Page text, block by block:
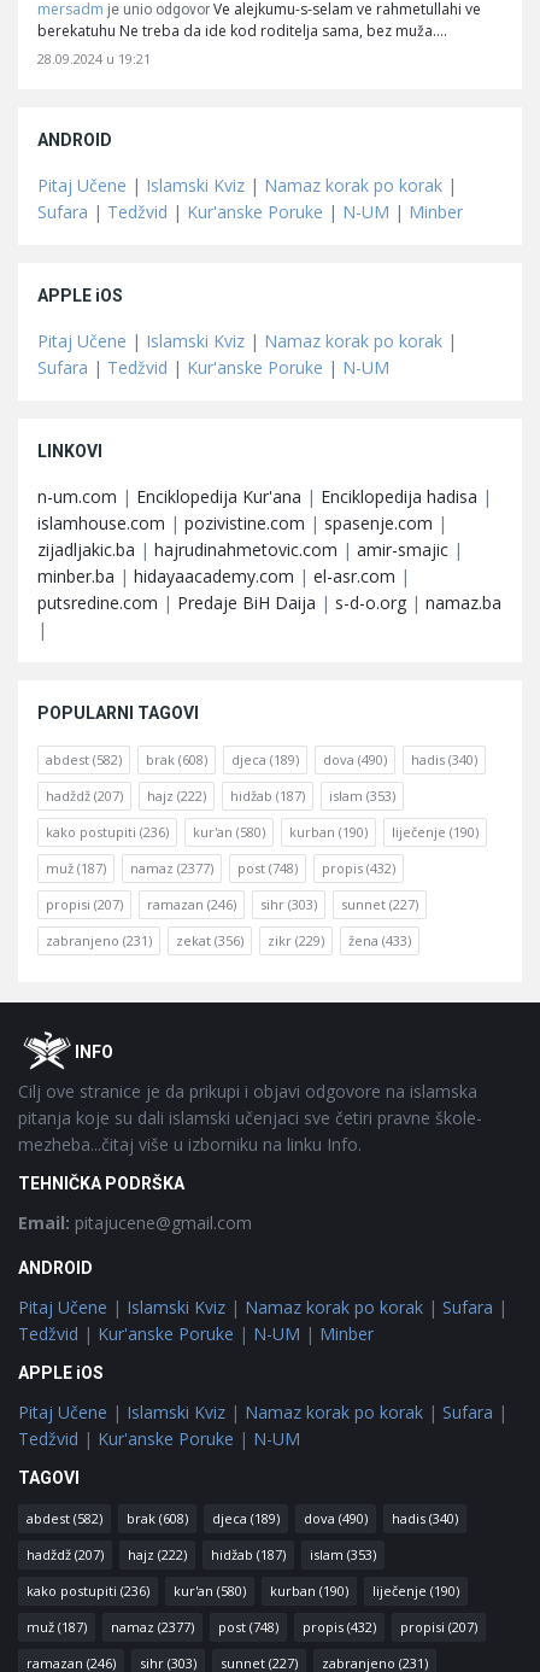
mersadm je unio odgovor Ve alejkumu-s-selam ve rahmetullahi ve
berekatuhu Ne treba da ide kod roditelja sama, bez muža.…
28.09.2024 u 19:21
ANDROID
Pitaj Učene | Islamski Kviz | Namaz korak po korak |
Sufara | Tedžvid | Kur'anske Poruke | N-UM | Minber
APPLE iOS
Pitaj Učene | Islamski Kviz | Namaz korak po korak |
Sufara | Tedžvid | Kur'anske Poruke | N-UM
LINKOVI
n-um.com | Enciklopedija Kur'ana | Enciklopedija hadisa |
islamhouse.com | pozivistine.com | spasenje.com |
zijadljakic.ba | hajrudinahmetovic.com | amir-smajic |
minber.ba | hidayaacademy.com | el-asr.com |
putsredine.com | Predaje BiH Daija | s-d-o.org | namaz.ba
|
POPULARNI TAGOVI
abdest (582) brak (608) djeca (189) dova (490) hadis (340)
hadždž (207) hajz (222) hidžab (187) islam (353)
kako postupiti (236) kur'an (580) kurban (190) liječenje (190)
muž (187) namaz (2377) post (748) propis (432)
propisi (207) ramazan (246) sihr (303) sunnet (227)
zabranjeno (231) zekat (356) zikr (229) žena (433)
FooterOINFO
Cilj ove stranice je da prikupi i objavi odgovore na islamska
pitanja koje su dali islamski učenjaci sve četiri pravne škole-
mezheba...čitaj više u izborniku na linku Info.
TEHNIČKA PODRŠKA
Email: pitajucene@gmail.com
ANDROID
Pitaj Učene | Islamski Kviz | Namaz korak po korak | Sufara |
Tedžvid | Kur'anske Poruke | N-UM | Minber
APPLE iOS
Pitaj Učene | Islamski Kviz | Namaz korak po korak | Sufara |
Tedžvid | Kur'anske Poruke | N-UM
TAGOVI
abdest (582) brak (608) djeca (189) dova (490) hadis (340)
hadždž (207) hajz (222) hidžab (187) islam (353)
kako postupiti (236) kur'an (580) kurban (190) liječenje (190)
muž (187) namaz (2377) post (748) propis (432) propisi (207)
ramazan (246) sihr (303) sunnet (227) zabranjeno (231)